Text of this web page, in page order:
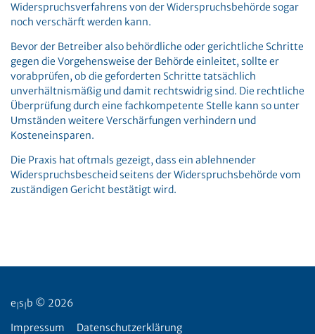
Widerspruchsverfahrens von der Widerspruchsbehörde sogar
noch verschärft werden kann.
Bevor der Betreiber also behördliche oder gerichtliche Schritte
gegen die Vorgehensweise der Behörde einleitet, sollte er
vorabprüfen, ob die geforderten Schritte tatsächlich
unverhältnismäßig und damit rechtswidrig sind. Die rechtliche
Überprüfung durch eine fachkompetente Stelle kann so unter
Umständen weitere Verschärfungen verhindern und
Kosteneinsparen.
Die Praxis hat oftmals gezeigt, dass ein ablehnender
Widerspruchsbescheid seitens der Widerspruchsbehörde vom
zuständigen Gericht bestätigt wird.
e s b © 2026
Impressum
Datenschutzerklärung